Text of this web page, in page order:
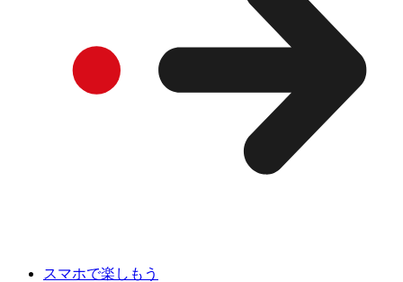
スマホで楽しもう